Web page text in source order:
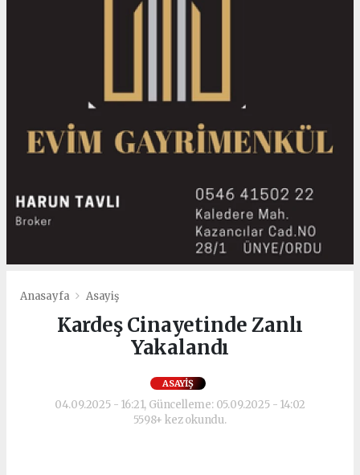
Anasayfa Asayiş
Kardeş Cinayetinde Zanlı
Yakalandı
ASAYIŞ
04.09.2025 - 16:21, Güncelleme: 05.09.2025 - 14:02
5598+ kez okundu.